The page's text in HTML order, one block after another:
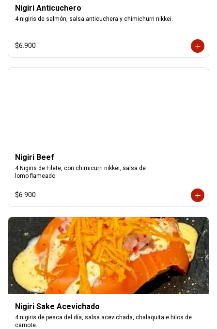
Nigiri Anticuchero
4 nigiris de salmón, salsa anticuchera y chimichurri nikkei.
$6.900
Nigiri Beef
4 Nigiris de Filete, con chimicurri nikkei, salsa de
lomo flameado.
$6.900
Nigiri Sake Acevichado
4 nigiris de pesca del día, salsa acevichada, chalaquita e hilos de
camote.